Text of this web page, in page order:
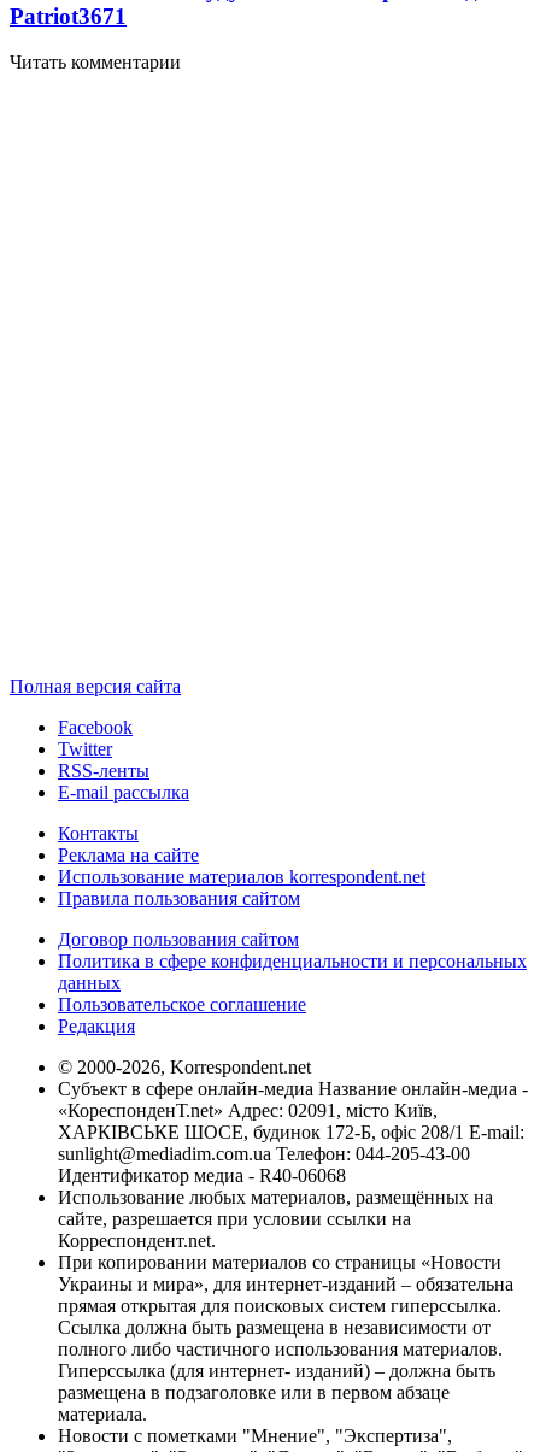
Patriot3671
Читать комментарии
Полная версия сайта
Facebook
Twitter
RSS-ленты
E-mail рассылка
Контакты
Реклама на сайте
Использование материалов korrespondent.net
Правила пользования сайтом
Договор пользования сайтом
Политика в сфере конфиденциальности и персональных
данных
Пользовательское соглашение
Редакция
© 2000-2026, Korrespondent.net
Субъект в сфере онлайн-медиа Название онлайн-медиа -
«КореспонденТ.net» Адрес: 02091, місто Київ,
ХАРКІВСЬКЕ ШОСЕ, будинок 172-Б, офіс 208/1 E-mail:
sunlight@mediadim.com.ua Телефон: 044-205-43-00
Идентификатор медиа - R40-06068
Использование любых материалов, размещённых на
сайте, разрешается при условии ссылки на
Корреспондент.net.
При копировании материалов со страницы «Новости
Украины и мира», для интернет-изданий – обязательна
прямая открытая для поисковых систем гиперссылка.
Ссылка должна быть размещена в независимости от
полного либо частичного использования материалов.
Гиперссылка (для интернет- изданий) – должна быть
размещена в подзаголовке или в первом абзаце
материала.
Новости с пометками "Мнение", "Экспертиза",